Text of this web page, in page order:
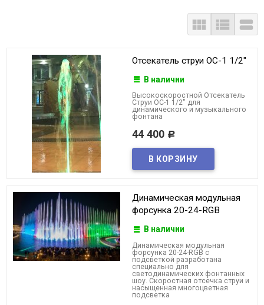
  
Отсекатель струи ОС-1 1/2"
В наличии
Высокоскоростной Отсекатель
Струи ОС-1 1/2" для
динамического и музыкального
фонтана
44 400 Р
Динамическая модульная
форсунка 20-24-RGB
В наличии
Динамическая модульная
форсунка 20-24-RGB с
подсветкой разработана
специально для
светодинамических фонтанных
шоу. Скоростная отсечка струи и
насыщенная многоцветная
подсветка